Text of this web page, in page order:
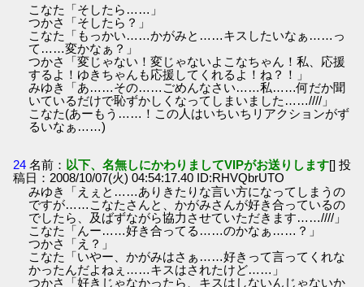
こなた「そしたら……」
つかさ「そしたら？」
こなた「もっかい……かがみと……キスしたいなぁ……っ
て……変かなぁ？」
つかさ「変じゃない！変じゃないよこなちゃん！私、応援
するよ！ゆきちゃんも応援してくれるよ！ね？！」
みゆき「あ……その……ごめんなさい……私……何だか聞
いているだけで恥ずかしくなってしまいました……////」
こなた(あーもう……！この人はいちいちリアクションがず
るいなぁ……)
24 名前： 以下、名無しにかわりましてVIPがお送りします[] 投
稿日：2008/10/07(火) 04:54:17.40 ID:RHVQbrUTO
みゆき「えぇと……ありきたりな言い方になってしまうの
ですが……こなたさんと、かがみさんが好き合っているの
でしたら、及ばずながら協力させていただきます……////」
こなた「んー……好き合ってる……のかなぁ……？」
つかさ「え？」
こなた「いやー、かがみはさぁ……好きって言ってくれな
かったんだよねぇ……キスはされたけど……」
つかさ「好きじゃなかったら、キスはしないんじゃないか